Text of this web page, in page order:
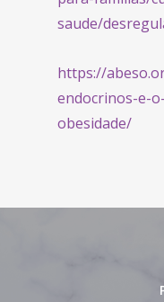
saude/
https://
endocrinos-e-
obesidade/